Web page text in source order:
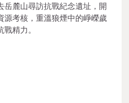
岳麓山尋訪抗戰紀念遺址，開
源考核，重溫狼煙中的崢嶸歲
精力。